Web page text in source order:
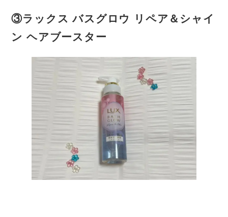
③ラックス バスグロウ リペア＆シャイ
ン ヘアブースター